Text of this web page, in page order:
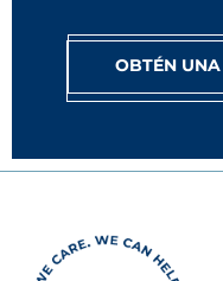
OBTÉN